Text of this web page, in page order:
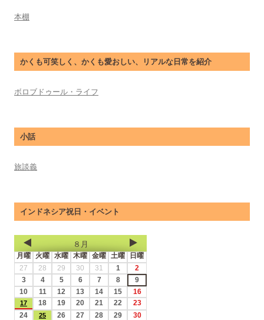
本棚
かくも可笑しく、かくも愛おしい、リアルな日常を紹介
ボロブドゥール・ライフ
小話
旅談義
インドネシア祝日・イベント
８月
月曜 火曜 水曜 木曜 金曜 土曜
日曜
27
28 29 30 31 1
2
3
4 5 6 7 8
9
10
11 12 13 14 15 16
17 18 19 20 21 22
23
24
25 26 27 28 29
30